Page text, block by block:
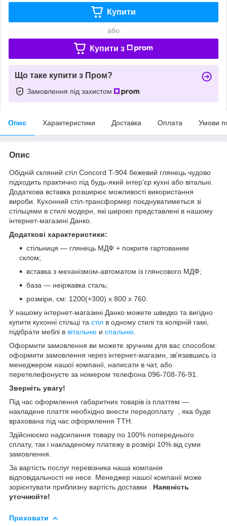
Купити
або
Купити з
Що таке купити з Пром?
Замовлення під захистом
Опис Характеристики Доставка Оплата Умови
Опис
Обідній скляний стіл Concord T-904 бежевий глянець чудово
підходить практично під будь-який інтер'єр кухні або вітальні.
Додаткова вставка розширює можливості використання
вироби. Кухонний стіл-трансформер поєднуватиметься зі
стільцями в стилі модерн, які широко представлені в нашому
інтернет-магазині Данко.
Додаткові характеристики:
стільниця — глянець МДФ + покрите гартованим
склом;
вставка з механізмом-автоматом із глянсового МДФ;
база — неіржавка сталь;
розміри, см: 1200(+300) x 800 x 760.
У нашому інтернет-магазині Данко можете швидко та вигідно
купити кухонні стільці та стіл в одному стилі та колірній гамі,
підібрати меблі в вітальню и спальню
Оформити замовлення ви можете зручним для вас способом:
оформити замовлення через інтернет-магазин, зв'язавшись із
менеджером нашої компанії, написати в чат, або
перетелефонуєте за номером телефона 096-708-76-91.
Зверніть увагу!
Під час оформлення габаритних товарів із платтям —
накладене плаття необхідно внести передоплату
, яка буде
врахована під час оформлення ТТН.
Здійснюємо надсилання товару по 100% попереднього
сплату, так і накладеному платежу в розмірі 10% від суми
замовлення.
За вартість послуг перевізника наша компанія
відповідальності не несе. Менеджер нашої компанії може
зорієнтувати приблизну вартість доставки .
Наявність
уточнюйте!
Приховати